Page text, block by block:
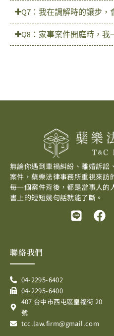
Q7：我在調解時的讓步，
Q8：家事案件開庭時，我
無論你遇到車禍糾紛、離婚訴訟
案件，蘗樂法律事務所重視來訪
每一個案件背後，都是當事人的
書上的短短幾句話就能了斷。
L F
a
k
聯絡我們
04-2295-6402
04-2295-6400
407 台中市西屯區皇福街 20
號
tcc.law.firm@gmail.com